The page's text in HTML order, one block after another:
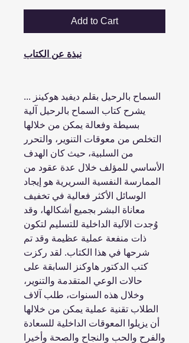
Add to Cart
نبذة عن الكتاب
السماح بالرحيل بقلم ديفيد هوكينز ...
يشرح كتاب السماح بالرحيل آلية
بسيطة وفعالة يمكن من خلالها
التخلص من معوقات التنوير، والتحرر
من السلبية، حيث كان الهدف
الأساسي للمؤلف خلال عدة عقود من
الممارسة النفسية السريرية هو إيجاد
الوسائل الأكثر فعالية في تخفيف
معاناة البشر بجميع أشكالها، وقد
وُجدت الآلية الداخلية للتسليم لتكون
ذات منفعة عملية عظيمة وقد تم
شرحها في هذا الكتاب. لقد ركزت
كتب الدكتور هاوكنز السابقة على
حالات الوعي المتقدمة والتنوير،
وخلال هذه السنوات، طلب آلاف
الطلاب تقنية عملية يمكن من خلالها
أن يزيلوا المعوقات الداخلية للسعادة
والفرح والحب والنجاح والصحة وأخيرا